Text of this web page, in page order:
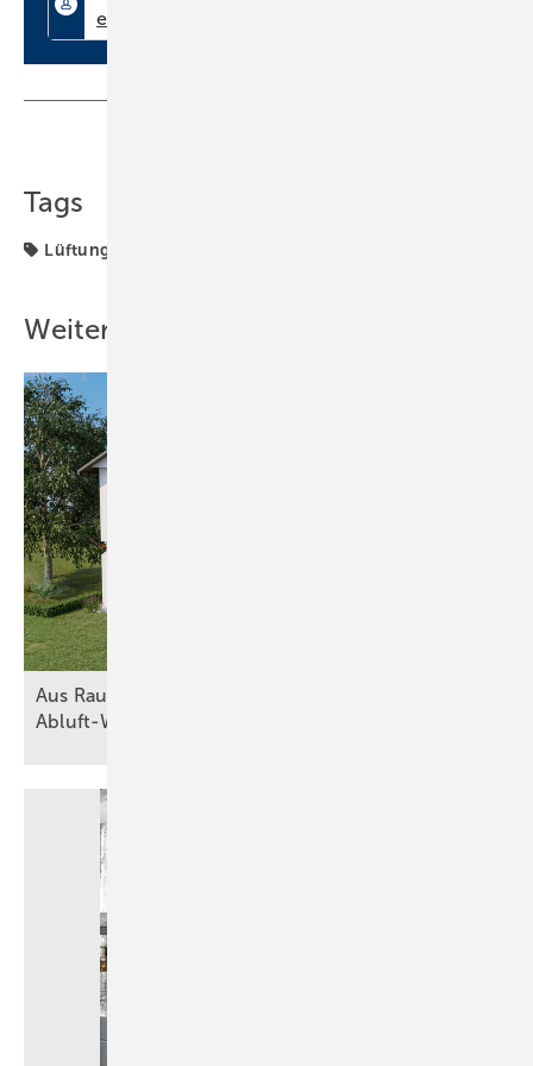
Details
Tags
Lüftung + Klima
Weitere Inhalte
Aus Raumluft wird Heizkraft mit
Abluft-Wärmepumpen